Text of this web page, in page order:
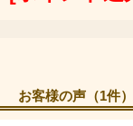
お客様の声（1件）